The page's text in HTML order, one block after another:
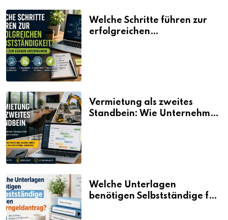
Welche Schritte führen zur
erfolgreichen
Vermietung als zweites
Standbein: Wie Unternehmen
Welche Unterlagen
benötigen Selbstständige für